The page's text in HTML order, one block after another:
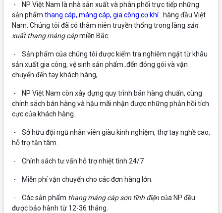
- NP Việt Nam là nhà sản xuất và phân phối trực tiếp những
sản phẩm thang cáp, máng cáp, gia công cơ khí.. hàng đầu Việt
Nam. Chúng tôi đã có thâm niên truyền thống trong làng sản
xuất thang máng cápmiền Bắc.
- Sản phẩm của chúng tôi được kiểm tra nghiêm ngặt từ khâu
sản xuất gia công, vệ sinh sản phẩm..đến đóng gói và vận
chuyển đến tay khách hàng,
- NP Việt Nam còn xây dựng quy trình bán hàng chuẩn, cùng
chính sách bán hàng và hậu mãi nhận được những phản hồi tích
cực của khách hàng.
- Sở hữu đội ngũ nhân viên giàu kinh nghiệm, thợ tay nghề cao,
hỗ trợ tận tâm.
- Chính sách tư vấn hỗ trợ nhiệt tình 24/7
- Miễn phí vận chuyển cho các đơn hàng lớn.
- Các sản phẩm thang máng cáp sơn tĩnh điệncủa NP đều
được bảo hành từ 12-36 tháng.